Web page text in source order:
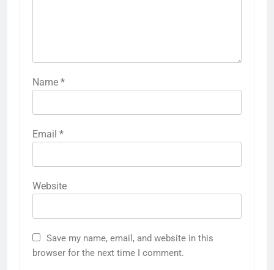
Name *
Email *
Website
Save my name, email, and website in this
browser for the next time I comment.